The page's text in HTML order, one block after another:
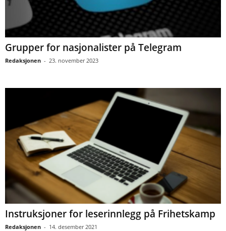
Grupper for nasjonalister på Telegram
Redaksjonen - 23. november 2023
Instruksjoner for leserinnlegg på Frihetskamp
Redaksjonen - 14. desember 2021